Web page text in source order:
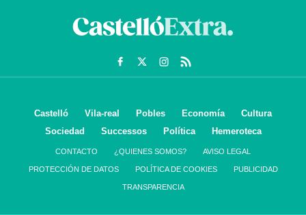
Castelló Vila-real Pobles Economía
Cultura
Sociedad
Successos Política Hemeroteca
CONTACTO ¿QUIENES SOMOS? AVISO LEGAL
PROTECCIÓN DE DATOS POLÍTICA DE COOKIES PUBLICIDAD
TRANSPARENCIA